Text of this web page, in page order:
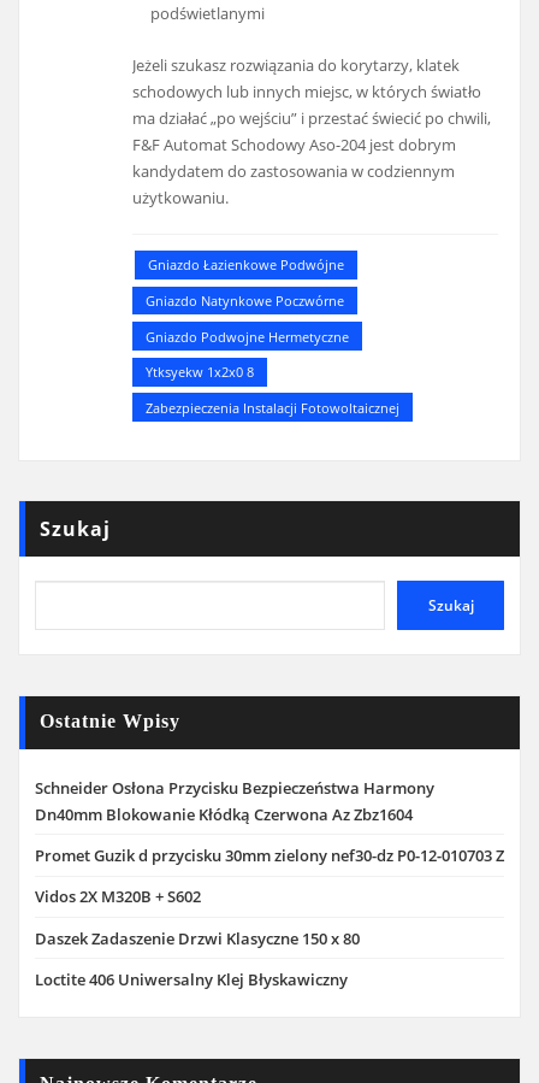
podświetlanymi
Jeżeli szukasz rozwiązania do korytarzy, klatek
schodowych lub innych miejsc, w których światło
ma działać „po wejściu” i przestać świecić po chwili,
F&F Automat Schodowy Aso-204 jest dobrym
kandydatem do zastosowania w codziennym
użytkowaniu.
Gniazdo Łazienkowe Podwójne
Gniazdo Natynkowe Poczwórne
Gniazdo Podwojne Hermetyczne
Ytksyekw 1x2x0 8
Zabezpieczenia Instalacji Fotowoltaicznej
Szukaj
Szukaj
Ostatnie Wpisy
Schneider Osłona Przycisku Bezpieczeństwa Harmony
Dn40mm Blokowanie Kłódką Czerwona Az Zbz1604
Promet Guzik d przycisku 30mm zielony nef30-dz P0-12-010703 Z
Vidos 2X M320B + S602
Daszek Zadaszenie Drzwi Klasyczne 150 x 80
Loctite 406 Uniwersalny Klej Błyskawiczny